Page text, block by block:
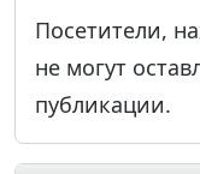
Посетители,
не могут
публикации.